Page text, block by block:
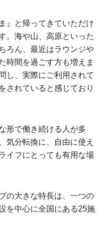
』と帰ってきていただけ
。海や山、高原といった
ろん、最近はラウンジや
時間を過ごす方も増えま
し、実際にご利用されて
されていると感じており
形で働き続ける人が多
気分転換に、自由に使え
イフにとっても有用な場
の大きな特長は、一つの
を中心に全国にある25施